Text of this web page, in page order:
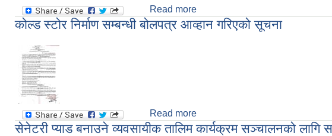
Read more
कोल्ड स्टोर निर्माण सम्बन्धी बोलपत्र आव्हान गरिएको सूचना
Read more
सेनेटरी प्याड बनाउने व्यवसायीक तालिम कार्यक्रम सञ्चालनको लागि